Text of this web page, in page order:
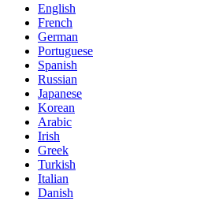
English
French
German
Portuguese
Spanish
Russian
Japanese
Korean
Arabic
Irish
Greek
Turkish
Italian
Danish